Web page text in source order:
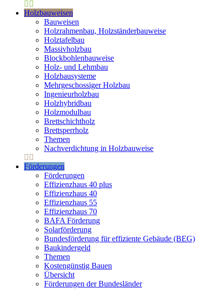
Holzbauweisen
Bauweisen
Holzrahmenbau, Holzständerbauweise
Holztafelbau
Massivholzbau
Blockbohlenbauweise
Holz- und Lehmbau
Holzbausysteme
Mehrgeschossiger Holzbau
Ingenieurholzbau
Holzhybridbau
Holzmodulbau
Brettschichtholz
Brettsperrholz
Themen
Nachverdichtung in Holzbauweise
Förderungen
Förderungen
Effizienzhaus 40 plus
Effizienzhaus 40
Effizienzhaus 55
Effizienzhaus 70
BAFA Förderung
Solarförderung
Bundesförderung für effiziente Gebäude (BEG)
Baukindergeld
Themen
Kostengünstig Bauen
Übersicht
Förderungen der Bundesländer